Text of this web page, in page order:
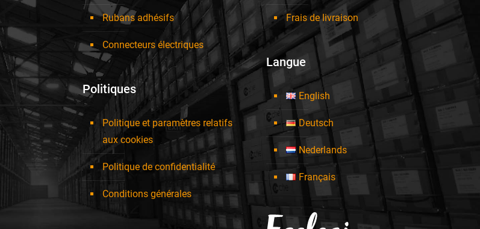
Rubans adhésifs
Connecteurs électriques
Politiques
Politique et paramètres relatifs
aux cookies
Politique de confidentialité
Conditions générales
Frais de livraison
Langue
English
Deutsch
Nederlands
Français